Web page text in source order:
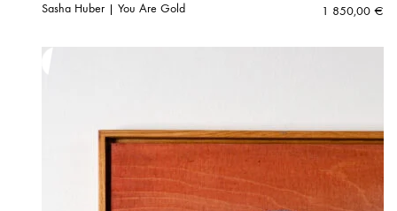
Sasha Huber | You Are Gold 1 850,00 €